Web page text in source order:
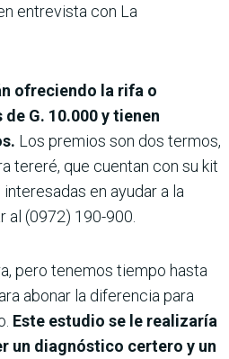
entrevista con La
ofreciendo la rifa o
G. 10.000 y tienen
Los premios son dos termos,
tereré, que cuentan con su kit
en ayudar a la
al (0972) 190-900.
pero tenemos tiempo hasta
abonar la diferencia para
Este estudio se le realizaría
un diagnóstico certero y un